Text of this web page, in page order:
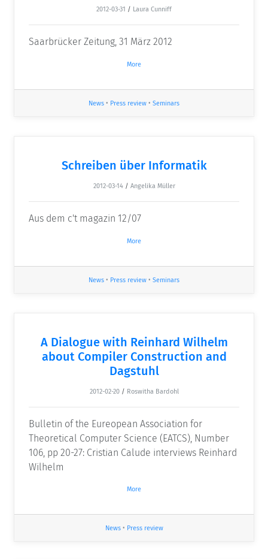
2012-03-31 / Laura Cunniff
Saarbrücker Zeitung, 31 März 2012
More
News • Press review • Seminars
Schreiben über Informatik
2012-03-14 / Angelika Müller
Aus dem c't magazin 12/07
More
News • Press review • Seminars
A Dialogue with Reinhard Wilhelm
about Compiler Construction and
Dagstuhl
2012-02-20 / Roswitha Bardohl
Bulletin of the Eureopean Association for
Theoretical Computer Science (EATCS), Number
106, pp 20-27: Cristian Calude interviews Reinhard
Wilhelm
More
News• Press review